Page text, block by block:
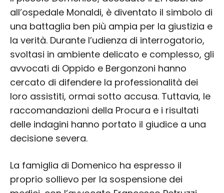
all’ospedale Monaldi, è diventato il simbolo di
una battaglia ben più ampia per la giustizia e
la verità. Durante l’udienza di interrogatorio,
svoltasi in ambiente delicato e complesso, gli
avvocati di Oppido e Bergonzoni hanno
cercato di difendere la professionalità dei
loro assistiti, ormai sotto accusa. Tuttavia, le
raccomandazioni della Procura e i risultati
delle indagini hanno portato il giudice a una
decisione severa.
La famiglia di Domenico ha espresso il
proprio sollievo per la sospensione dei